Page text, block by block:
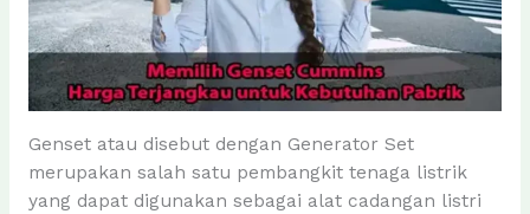
Genset atau disebut dengan Generator Set
merupakan salah satu pembangkit tenaga listrik
yang dapat digunakan sebagai alat cadangan listri